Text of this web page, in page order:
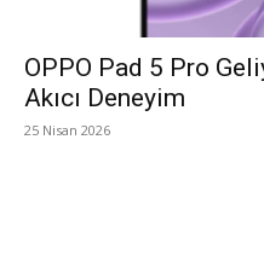
OPPO Pad 5 Pro
Akıcı Deneyim
25 Nisan 2026